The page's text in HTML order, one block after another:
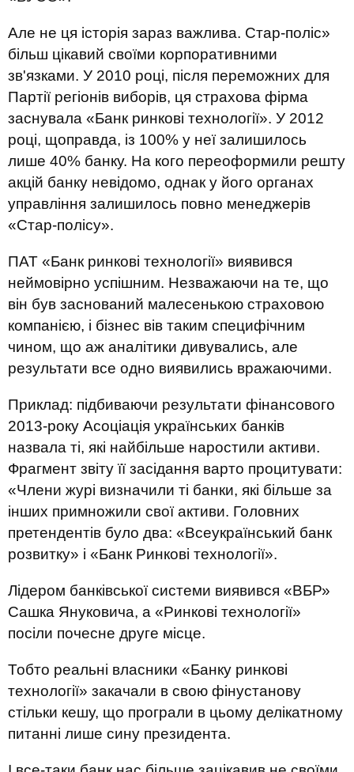
Але не ця історія зараз важлива. Стар-поліс»
більш цікавий своїми корпоративними
зв'язками. У 2010 році, після переможних для
Партії регіонів виборів, ця страхова фірма
заснувала «Банк ринкові технології». У 2012
році, щоправда, із 100% у неї залишилось
лише 40% банку. На кого переоформили решту
акцій банку невідомо, однак у його органах
управління залишилось повно менеджерів
«Стар-полісу».
ПАТ «Банк ринкові технології» виявився
неймовірно успішним. Незважаючи на те, що
він був заснований малесенькою страховою
компанією, і бізнес вів таким специфічним
чином, що аж аналітики дивувались, але
результати все одно виявились вражаючими.
Приклад: підбиваючи результати фінансового
2013-року Асоціація українських банків
назвала ті, які найбільше наростили активи.
Фрагмент звіту її засідання варто процитувати:
«Члени журі визначили ті банки, які більше за
інших примножили свої активи. Головних
претендентів було два: «Всеукраїнський банк
розвитку» і «Банк Ринкові технології».
Лідером банківської системи виявився «ВБР»
Сашка Януковича, а «Ринкові технології»
посіли почесне друге місце.
Тобто реальні власники «Банку ринкові
технології» закачали в свою фінустанову
стільки кешу, що програли в цьому делікатному
питанні лише сину президента.